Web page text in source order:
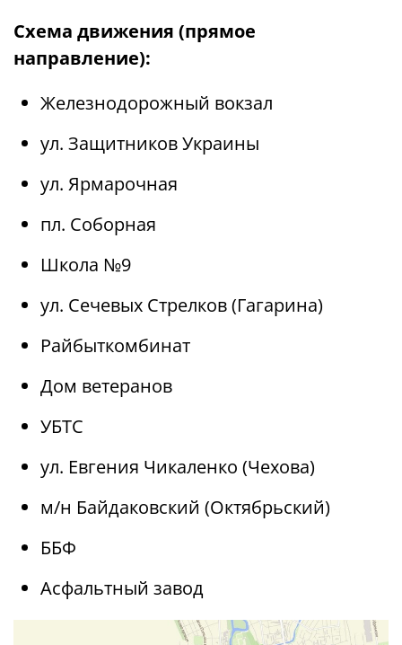
Схема движения (прямое
направление):
Железнодорожный вокзал
ул. Защитников Украины
ул. Ярмарочная
пл. Соборная
Школа №9
ул. Сечевых Стрелков (Гагарина)
Райбыткомбинат
Дом ветеранов
УБТС
ул. Евгения Чикаленко (Чехова)
м/н Байдаковский (Октябрьский)
ББФ
Асфальтный завод